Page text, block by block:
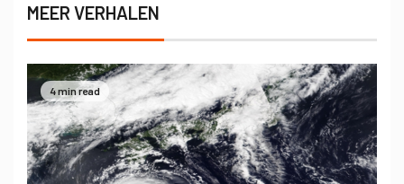
MEER VERHALEN
4 min read